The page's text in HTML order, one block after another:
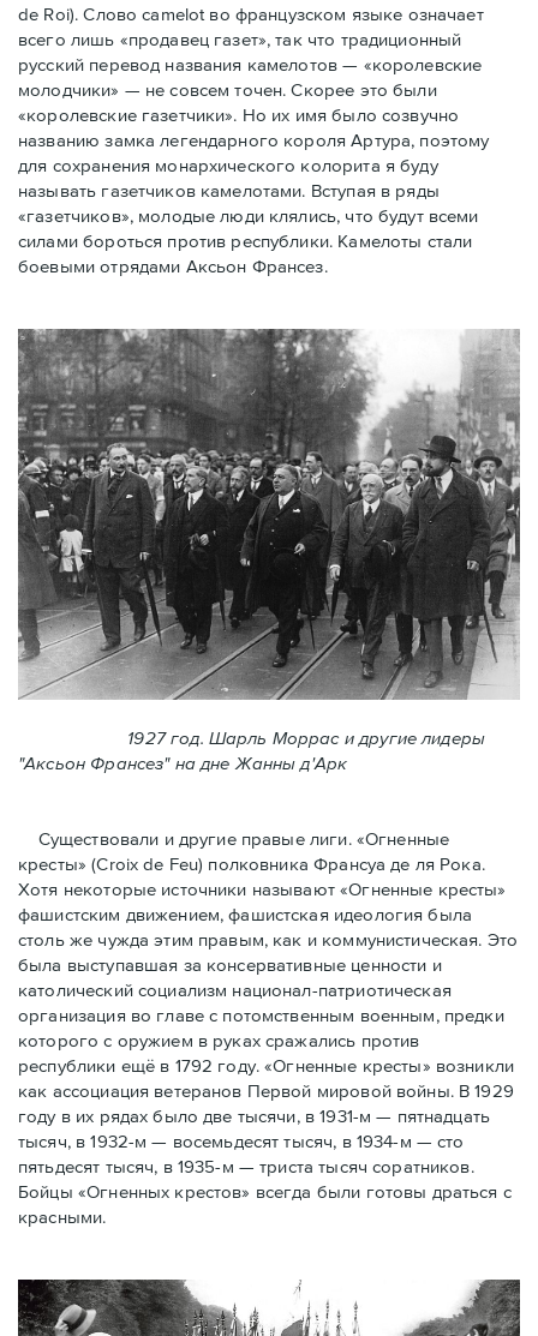
de Roi). Слово camelot во французском языке означает
всего лишь «продавец газет», так что традиционный
русский перевод названия камелотов — «королевские
молодчики» — не совсем точен. Скорее это были
«королевские газетчики». Но их имя было созвучно
названию замка легендарного короля Артура, поэтому
для сохранения монархического колорита я буду
называть газетчиков камелотами. Вступая в ряды
«газетчиков», молодые люди клялись, что будут всеми
силами бороться против республики. Камелоты стали
боевыми отрядами Аксьон Франсез.
1927 год. Шарль Моррас и другие лидеры
"Аксьон Франсез" на дне Жанны д'Арк
Существовали и другие правые лиги. «Огненные
кресты» (Croix de Feu) полковника Франсуа де ля Рока.
Хотя некоторые источники называют «Огненные крeсты»
фашистским движением, фашистская идеология была
столь же чужда этим правым, как и коммунистическая. Это
была выступавшая за консервативные ценности и
католический социализм национал-патриотическая
организация во главе с потомственным военным, предки
которого с оружием в руках сражались против
республики ещё в 1792 году. «Огненные кресты» возникли
как ассоциация ветеранов Первой мировой войны. В 1929
году в их рядах было две тысячи, в 1931-м — пятнадцать
тысяч, в 1932-м — восемьдесят тысяч, в 1934-м — сто
пятьдесят тысяч, в 1935-м — триста тысяч соратников.
Бойцы «Огненных крестов» всегда были готовы драться с
красными.